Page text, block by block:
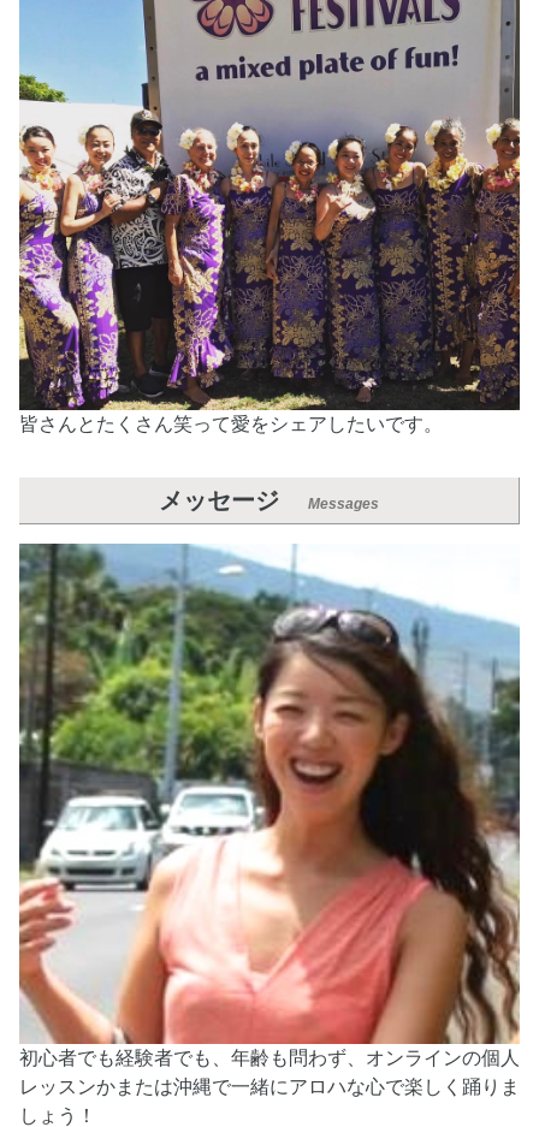
皆さんとたくさん笑って愛をシェアしたいです。
メッセージ Messages
初心者でも経験者でも、年齢も問わず、オンラインの個人
レッスンかまたは沖縄で一緒にアロハな心で楽しく踊りま
しょう！